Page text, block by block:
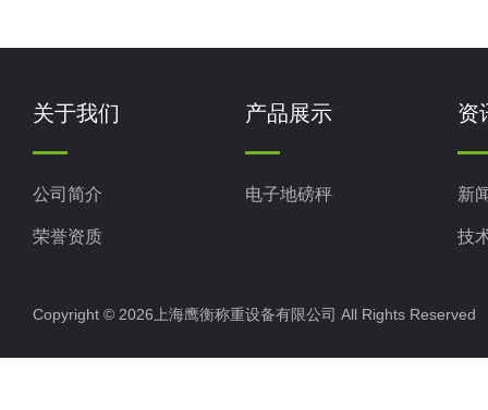
关于我们
公司简介
荣誉资质
产品展示
电子地磅秤
资
新
技
Copyright © 2026上海鹰衡称重设备有限公司 All Rights